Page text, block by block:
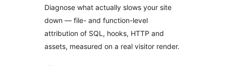
Diagnose what actually slows your site
down — file- and function-level
attribution of SQL, hooks, HTTP and
assets, measured on a real visitor render.